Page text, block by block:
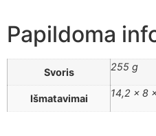
Papildoma
Svoris 255 g
Išmatavimai 14,2 × 8